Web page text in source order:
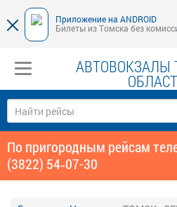
Приложение на ANDROID
Билеты из Томска без
АВТОВОКЗАЛЫ
По пригородным рейсам
(3822) 54‑07-30